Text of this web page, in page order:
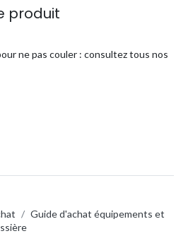
produit
ne pas couler : consultez tous nos
/ Guide d'achat équipements et